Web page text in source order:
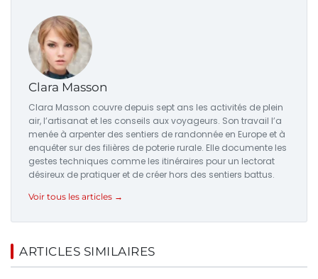
Clara Masson
Clara Masson couvre depuis sept ans les activités de plein
air, l’artisanat et les conseils aux voyageurs. Son travail l’a
menée à arpenter des sentiers de randonnée en Europe et à
enquêter sur des filières de poterie rurale. Elle documente les
gestes techniques comme les itinéraires pour un lectorat
désireux de pratiquer et de créer hors des sentiers battus.
Voir tous les articles →
ARTICLES SIMILAIRES